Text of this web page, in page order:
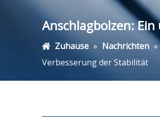
Anschlagbolzen:
Zuhause » Nachrichten »
Verbesserung der Stabilität